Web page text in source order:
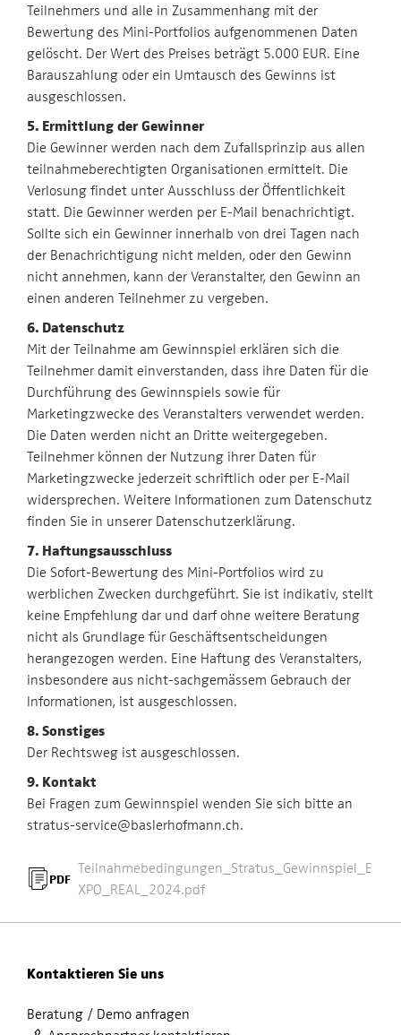
Teilnehmers und alle in Zusammenhang mit der
Bewertung des Mini-Portfolios aufgenommenen Daten
gelöscht. Der Wert des Preises beträgt 5.000 EUR. Eine
Barauszahlung oder ein Umtausch des Gewinns ist
ausgeschlossen.
5. Ermittlung der Gewinner
Die Gewinner werden nach dem Zufallsprinzip aus allen
teilnahmeberechtigten Organisationen ermittelt. Die
Verlosung findet unter Ausschluss der Öffentlichkeit
statt. Die Gewinner werden per E-Mail benachrichtigt.
Sollte sich ein Gewinner innerhalb von drei Tagen nach
der Benachrichtigung nicht melden, oder den Gewinn
nicht annehmen, kann der Veranstalter, den Gewinn an
einen anderen Teilnehmer zu vergeben.
6. Datenschutz
Mit der Teilnahme am Gewinnspiel erklären sich die
Teilnehmer damit einverstanden, dass ihre Daten für die
Durchführung des Gewinnspiels sowie für
Marketingzwecke des Veranstalters verwendet werden.
Die Daten werden nicht an Dritte weitergegeben.
Teilnehmer können der Nutzung ihrer Daten für
Marketingzwecke jederzeit schriftlich oder per E-Mail
widersprechen. Weitere Informationen zum Datenschutz
finden Sie in unserer Datenschutzerklärung.
7. Haftungsausschluss
Die Sofort-Bewertung des Mini-Portfolios wird zu
werblichen Zwecken durchgeführt. Sie ist indikativ, stellt
keine Empfehlung dar und darf ohne weitere Beratung
nicht als Grundlage für Geschäftsentscheidungen
herangezogen werden. Eine Haftung des Veranstalters,
insbesondere aus nicht-sachgemässem Gebrauch der
Informationen, ist ausgeschlossen.
8. Sonstiges
Der Rechtsweg ist ausgeschlossen.
9. Kontakt
Bei Fragen zum Gewinnspiel wenden Sie sich bitte an
stratus-service@baslerhofmann.ch.
PDF
Teilnahmebedingungen_Stratus_Gewinnspiel_E
XPO_REAL_2024.pdf
Kontaktieren Sie uns
Beratung / Demo anfragen